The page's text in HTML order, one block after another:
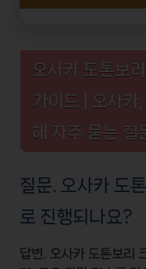
오사카 도톤보
가이드 | 오사카
해 자주 묻는 질
질문. 오사카 도
로 진행되나요?
답변. 오사카 도톤보리